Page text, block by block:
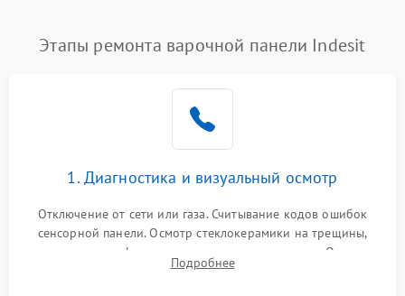
Этапы ремонта варочной панели Indesit
1. Диагностика и визуальный осмотр
Отключение от сети или газа. Считывание кодов ошибок
сенсорной панели. Осмотр стеклокерамики на трещины,
проверка конфорок на равномерность нагрева. Опрос
клиента о симптомах (не включается, не видит посуду,
Подробнее